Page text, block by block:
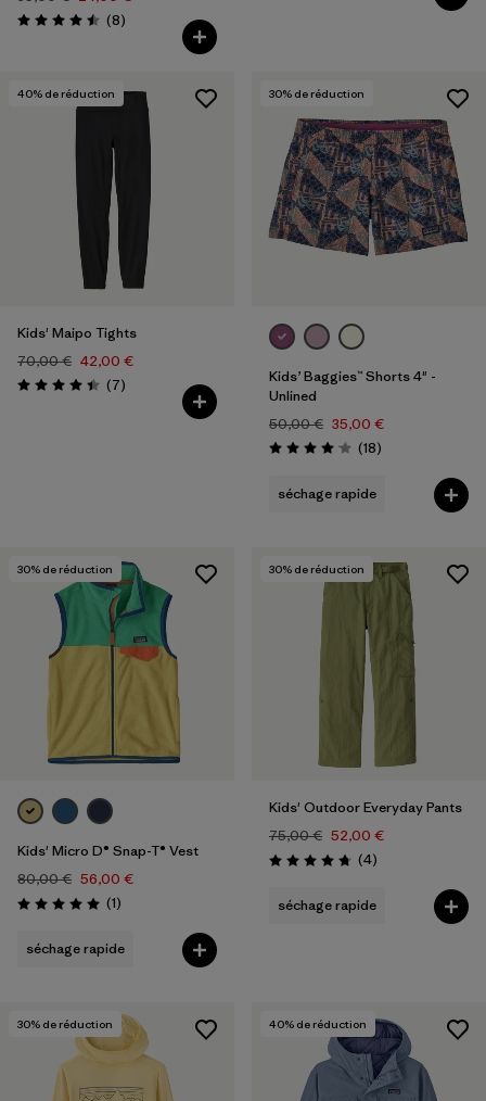
Évaluation: 4.5 / 5
(8Avis
)
40% de réduction
Kids' Maipo Tights
70,00 € 42,00 €
Évaluation: 4.4 / 5
(7Avis
)
30% de réduction
Kids’ Baggies™ Shorts 4" -
Unlined
50,00 € 35,00 €
Évaluation: 4.1 / 5
(18Avis
)
séchage rapide
30% de réduction
Kids' Micro D® Snap-T® Vest
80,00 € 56,00 €
Évaluation: 5.0 / 5
(1Avis
)
séchage rapide
30% de réduction
Kids' Outdoor Everyday Pants
75,00 € 52,00 €
Évaluation: 4.8 / 5
(4Avis
)
séchage rapide
30% de réduction 40% de réduction